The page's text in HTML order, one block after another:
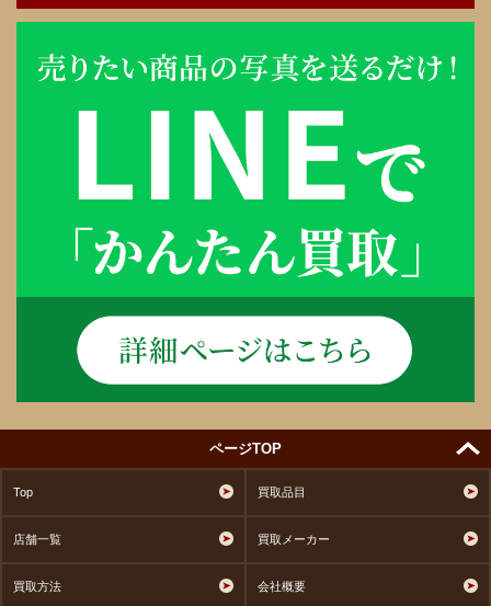
ページTOP
Top 買取品目
店舗一覧 買取メーカー
買取方法 会社概要